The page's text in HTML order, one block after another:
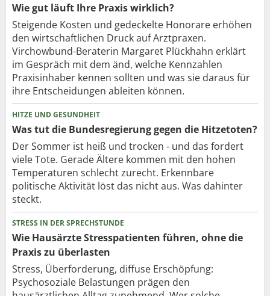
Wie gut läuft Ihre Praxis wirklich?
Steigende Kosten und gedeckelte Honorare erhöhen
den wirtschaftlichen Druck auf Arztpraxen.
Virchowbund-Beraterin Margaret Plückhahn erklärt
im Gespräch mit dem änd, welche Kennzahlen
Praxisinhaber kennen sollten und was sie daraus für
ihre Entscheidungen ableiten können.
HITZE UND GESUNDHEIT
Was tut die Bundesregierung gegen die Hitzetoten?
Der Sommer ist heiß und trocken - und das fordert
viele Tote. Gerade Ältere kommen mit den hohen
Temperaturen schlecht zurecht. Erkennbare
politische Aktivität löst das nicht aus. Was dahinter
steckt.
STRESS IN DER SPRECHSTUNDE
Wie Hausärzte Stresspatienten führen, ohne die
Praxis zu überlasten
Stress, Überforderung, diffuse Erschöpfung:
Psychosoziale Belastungen prägen den